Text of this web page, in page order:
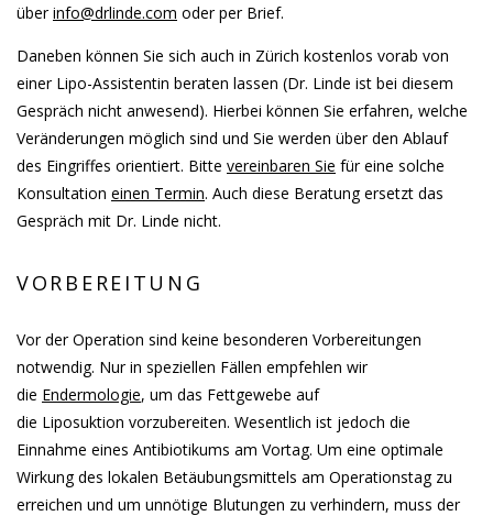
überinfo@drlinde.com oder per Brief.
Daneben können Sie sich auch in Zürich kostenlos vorab von
einer Lipo-Assistentin beraten lassen (Dr. Linde ist bei diesem
Gespräch nicht anwesend). Hierbei können Sie erfahren, welche
Veränderungen möglich sind und Sie werden über den Ablauf
des Eingriffes orientiert. Bitte vereinbaren Sie für eine solche
Konsultation einen Termin. Auch diese Beratung ersetzt das
Gespräch mit Dr. Linde nicht.
VORBEREITUNG
Vor der Operation sind keine besonderen Vorbereitungen
notwendig. Nur in speziellen Fällen empfehlen wir
die Endermologie, um das Fettgewebe auf
die Liposuktion vorzubereiten. Wesentlich ist jedoch die
Einnahme eines Antibiotikums am Vortag. Um eine optimale
Wirkung des lokalen Betäubungsmittels am Operationstag zu
erreichen und um unnötige Blutungen zu verhindern, muss der